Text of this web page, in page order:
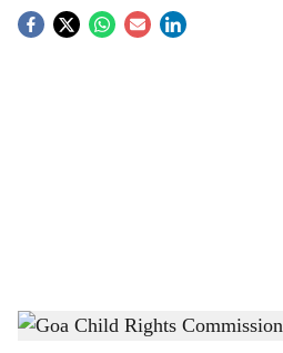
S
Goa Child Rights Commission -Dainik Gomantak